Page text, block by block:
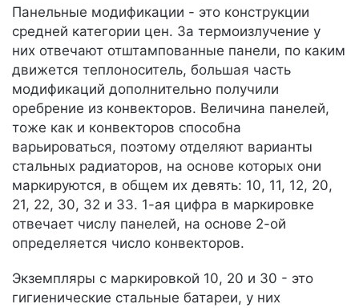
Панельные модификации - это конструкции
средней категории цен. За термоизлучение у
них отвечают отштампованные панели, по каким
движется теплоноситель, большая часть
модификаций дополнительно получили
оребрение из конвекторов. Величина панелей,
тоже как и конвекторов способна
варьироваться, поэтому отделяют варианты
стальных радиаторов, на основе которых они
маркируются, в общем их девять: 10, 11, 12, 20,
21, 22, 30, 32 и 33. 1-ая цифра в маркировке
отвечает числу панелей, на основе 2-ой
определяется число конвекторов.
Экземпляры с маркировкой 10, 20 и 30 - это
гигиенические стальные батареи, у них